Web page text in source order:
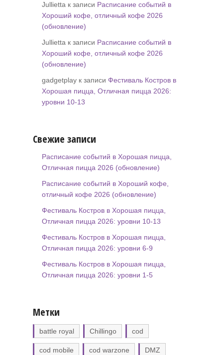
Jullietta к записи Расписание событий в
Хороший кофе, отличный кофе 2026
(обновление)
Jullietta к записи Расписание событий в
Хороший кофе, отличный кофе 2026
(обновление)
gadgetplay к записи Фестиваль Костров в
Хорошая пицца, Отличная пицца 2026:
уровни 10-13
Свежие записи
Расписание событий в Хорошая пицца,
Отличная пицца 2026 (обновление)
Расписание событий в Хороший кофе,
отличный кофе 2026 (обновление)
Фестиваль Костров в Хорошая пицца,
Отличная пицца 2026: уровни 10-13
Фестиваль Костров в Хорошая пицца,
Отличная пицца 2026: уровни 6-9
Фестиваль Костров в Хорошая пицца,
Отличная пицца 2026: уровни 1-5
Метки
battle royal Chillingo cod
cod mobile cod warzone DMZ